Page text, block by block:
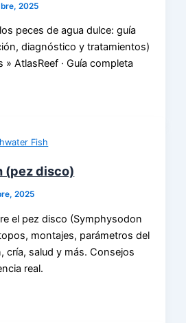
2025
peces de agua dulce: guía
diagnóstico y tratamientos)
AtlasReef · Guía completa
Fish
(pez disco)
2025
el pez disco (Symphysodon
montajes, parámetros del
cría, salud y más. Consejos
real.